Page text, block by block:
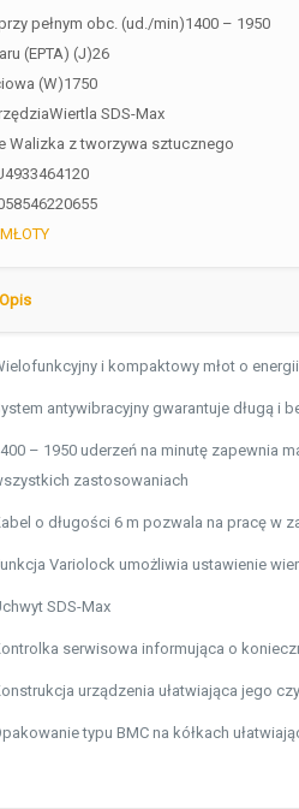
pełnym obc. (ud./min)1400 – 1950
(EPTA) (J)26
(W)1750
Wiertla SDS-Max
Walizka z tworzywa sztucznego
4933464120
MŁOTY
Opis
i kompaktowy młot o
antywibracyjny gwarantuje długą i
– 1950 uderzeń na minutę zapewnia
zastosowaniach
o długości 6 m pozwala na pracę w
Variolock umożliwia ustawienie
SDS-Max
serwisowa informująca o
urządzenia ułatwiająca jego
typu BMC na kółkach